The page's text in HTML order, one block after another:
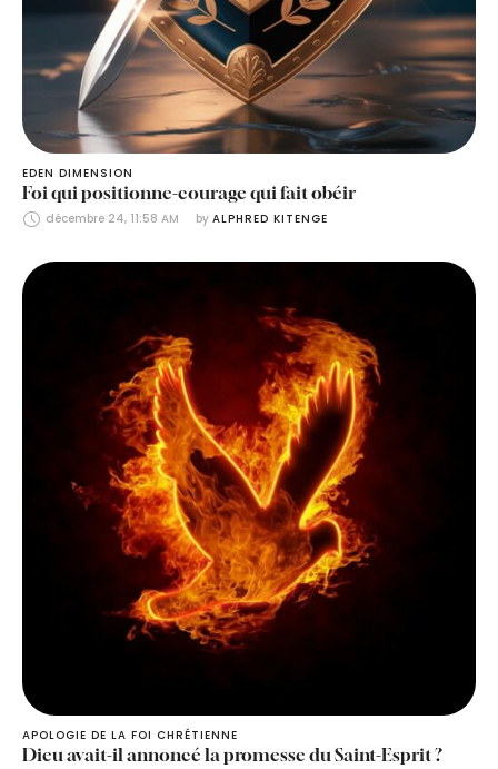
EDEN DIMENSION
Foi qui positionne-courage qui fait obéir
décembre 24, 11:58 AM by ALPHRED KITENGE
APOLOGIE DE LA FOI CHRÉTIENNE
Dieu avait-il annoncé la promesse du Saint-Esprit ?